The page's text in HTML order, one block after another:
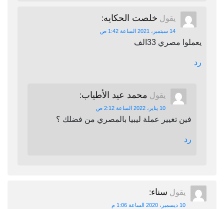
يقول خلصت الحكايه:
14 سبتمبر، 2021 الساعة 1:42 ص
يعملوا مصري 33الف
رد
يقول محمد عيد الأطياب:
10 يناير، 2022 الساعة 2:12 ص
فين تغيير عملة ليبيا بالمصري من فضلك ؟
رد
يقول سناء:
10 ديسمبر، 2020 الساعة 1:06 م